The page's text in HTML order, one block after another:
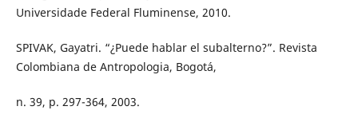
Universidade Federal Fluminense, 2010.
SPIVAK, Gayatri. “¿Puede hablar el subalterno?”. Revista
Colombiana de Antropologia, Bogotá,
n. 39, p. 297-364, 2003.